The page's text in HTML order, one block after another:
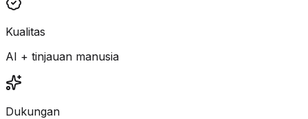
Kualitas
AI + tinjauan manusia
Dukungan